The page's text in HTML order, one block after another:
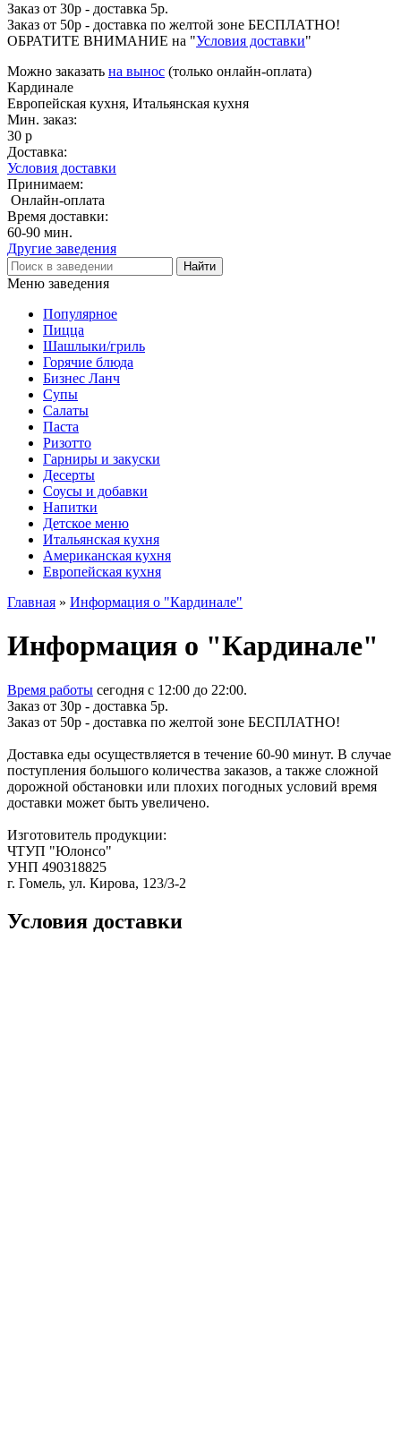
Заказ от 30р - доставка 5р.
Заказ от 50р - доставка по желтой зоне БЕСПЛАТНО!
ОБРАТИТЕ ВНИМАНИЕ на "Условия доставки"
Можно заказать на вынос (только онлайн-оплата)
Кардинале
Европейская кухня, Итальянская кухня
Мин. заказ:
30 р
Доставка:
Условия доставки
Принимаем:
Онлайн-оплата
Время доставки:
60-90 мин.
Другие заведения
Меню заведения
Популярное
Пицца
Шашлыки/гриль
Горячие блюда
Бизнес Ланч
Супы
Салаты
Паста
Ризотто
Гарниры и закуски
Десерты
Соусы и добавки
Напитки
Детское меню
Итальянская кухня
Американская кухня
Европейская кухня
Главная » Информация о "Кардинале"
Информация о "Кардинале"
Время работы сегодня c 12:00 до 22:00.
Заказ от 30р - доставка 5р.
Заказ от 50р - доставка по желтой зоне БЕСПЛАТНО!
Доставка еды осуществляется в течение 60-90 минут. В случае
поступления большого количества заказов, а также сложной
дорожной обстановки или плохих погодных условий время
доставки может быть увеличено.
Изготовитель продукции:
ЧТУП "Юлонсо"
УНП 490318825
г. Гомель, ул. Кирова, 123/3-2
Условия доставки